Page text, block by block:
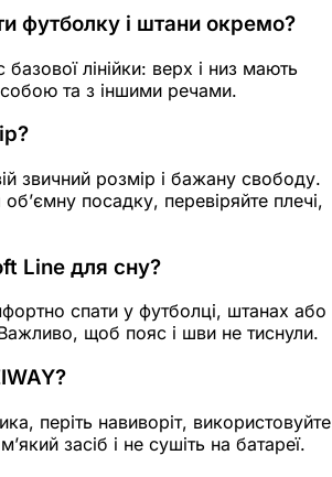
футболку і штани окремо?
лінійки: верх і низ мають
та з іншими речами.
звичний розмір і бажану свободу.
посадку, перевіряйте плечі,
Line для сну?
спати у футболці, штанах або
щоб пояс і шви не тиснули.
періть навиворіт, використовуйте
засіб і не сушіть на батареї.